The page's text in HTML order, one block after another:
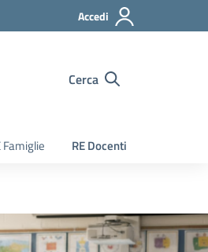
Accedi
Cerca
Famiglie RE Docenti